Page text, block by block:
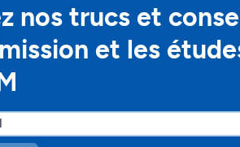
nos trucs et
et les